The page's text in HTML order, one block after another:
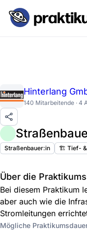
Hinterlang
140 Mitarbeitende · 4
Straßenbauer:in 🏗️ Tief- &
Über die
Bei diesem Praktikum
aber auch wie die
Stromleitungen
Mögliche